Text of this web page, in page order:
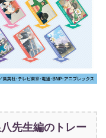
先生編のトレー